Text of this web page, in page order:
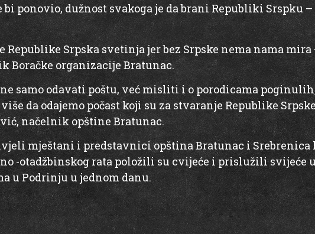
bi ponovio, dužnost svakoga je da brani Republiki Srspku –
Republike Srpska svetinja jer bez Srpske nema nama
Boračke organizacije Bratunac.
ne samo odavati poštu, već misliti i o porodicama
da odajemo počast koji su za stvaranje Republike
načelnik opštine Bratunac.
mještani i predstavnici opština Bratunac i Srebrenica
-otadžbinskog rata položili su cvijeće i prislužili svijeće
u Podrinju u jednom danu.